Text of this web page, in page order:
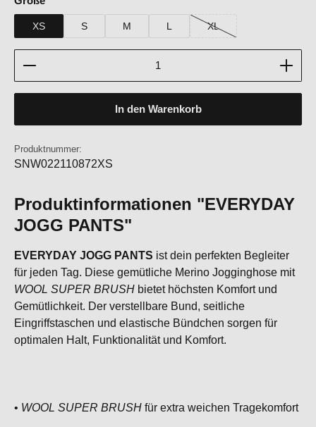
XS S M L XL
(Diese Option ist zurzeit
Produkt Anzahl: Gib den gewünschten Wert ein
In den Warenkorb
Produktnummer:
SNW022110872XS
Produktinformationen "EVERYDAY
JOGG PANTS"
EVERYDAY JOGG PANTS ist dein perfekten Begleiter
für jeden Tag. Diese gemütliche Merino Jogginghose mit
WOOL SUPER BRUSH bietet höchsten Komfort und
Gemütlichkeit. Der verstellbare Bund, seitliche
Eingriffstaschen und elastische Bündchen sorgen für
optimalen Halt, Funktionalität und Komfort.
• WOOL SUPER BRUSH für extra weichen Tragekomfort